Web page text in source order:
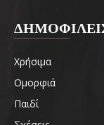
Χρήσιμα
Ομορφιά
Παιδί